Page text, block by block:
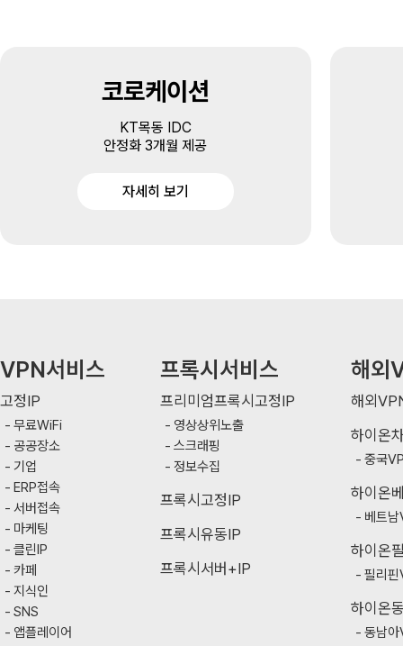
코로케이션
KT목동 IDC
안정화 3개월 제공
자세히 보기
VPN서비스
고정IP
무료WiFi
공공장소
기업
ERP접속
서버접속
마케팅
클린IP
카페
지식인
SNS
앱플레이어
프록시서비스
프리미엄프록시고정IP
영상상위노출
스크래핑
정보수집
프록시고정IP
프록시유동IP
프록시서버+IP
해외
해외
하이온
중국
하이온
베트
하이온
필리
하이온
동남